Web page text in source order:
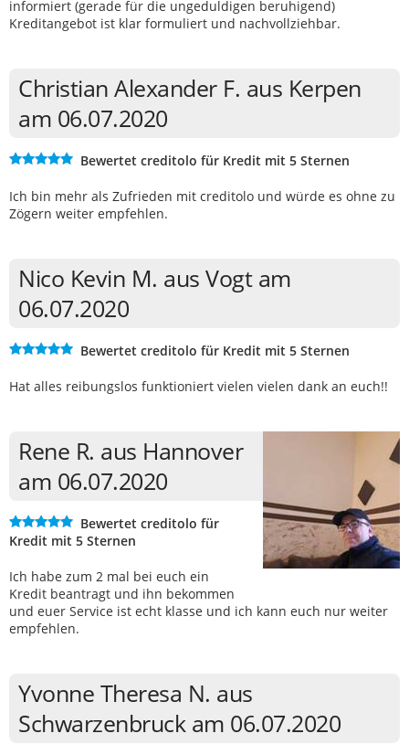
informiert (gerade für die ungeduldigen beruhigend)
Kreditangebot ist klar formuliert und nachvollziehbar.
Christian Alexander F. aus Kerpen
am 06.07.2020
Bewertet creditolo für Kredit mit 5 Sternen
Ich bin mehr als Zufrieden mit creditolo und würde es ohne zu
Zögern weiter empfehlen.
Nico Kevin M. aus Vogt am
06.07.2020
Bewertet creditolo für Kredit mit 5 Sternen
Hat alles reibungslos funktioniert vielen vielen dank an euch!!
Rene R. aus Hannover
am 06.07.2020
Bewertet creditolo für
Kredit mit 5 Sternen
Ich habe zum 2 mal bei euch ein
Kredit beantragt und ihn bekommen
und euer Service ist echt klasse und ich kann euch nur weiter
empfehlen.
Yvonne Theresa N. aus
Schwarzenbruck am 06.07.2020